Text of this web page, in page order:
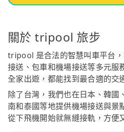
關於 tripool 旅步
tripool 是合法的智慧叫車平台
接送、包車和機場接送等多元服
全家出遊，都能找到最合適的交
除了台灣，我們也在日本、韓國
南和泰國等地提供機場接送與景
從下飛機開始就無縫接軌，方便